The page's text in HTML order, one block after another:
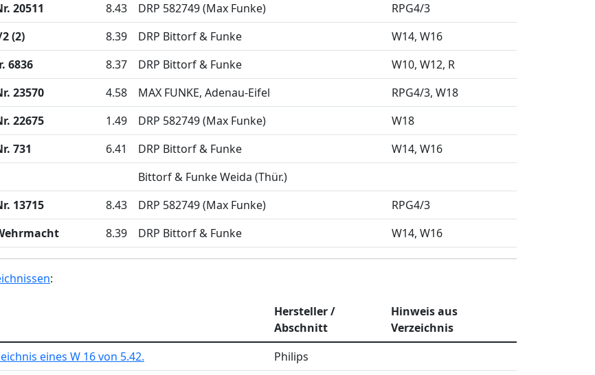
20511 8.43 DRP 582749 (Max Funke)
RPG4/3
(2) 8.39 DRP Bittorf & Funke W14 W16
6836 8.37 DRP Bittorf & Funke W10 W12 R
23570 4.58 MAX FUNKE, Adenau-Eifel RPG4/3 W18
22675 1.49 DRP 582749 (Max Funke)
W18
731 6.41 DRP Bittorf & Funke W14 W16
Bittorf & Funke Weida (Thür.)
13715 8.43 DRP 582749 (Max Funke)
RPG4/3
8.39 DRP Bittorf & Funke W14 W16
:
Hersteller /
Abschnitt
Hinweis aus
Verzeichnis
eines W 16 von 5.42.
Philips